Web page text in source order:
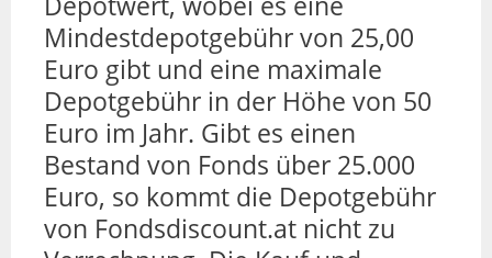
Mindestdepotgebühr von 25,00
Euro gibt und eine maximale
Depotgebühr in der Höhe von 50
Euro im Jahr. Gibt es einen
Bestand von Fonds über 25.000
Euro, so kommt die Depotgebühr
von Fondsdiscount.at nicht zu